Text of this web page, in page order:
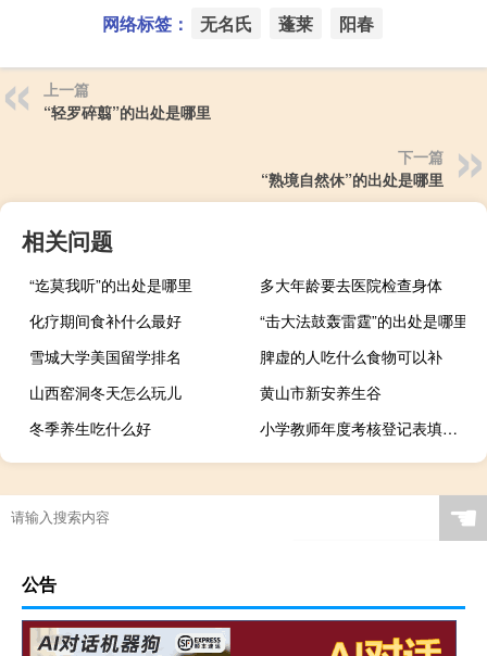
网络标签： 无名氏 蓬莱 阳春
上一篇
“轻罗碎翦”的出处是哪里
下一篇
“熟境自然休”的出处是哪里
相关问题
“迄莫我听”的出处是哪里
多大年龄要去医院检查身体
化疗期间食补什么最好
“击大法鼓轰雷霆”的出处是哪里
雪城大学美国留学排名
脾虚的人吃什么食物可以补
山西窑洞冬天怎么玩儿
黄山市新安养生谷
冬季养生吃什么好
小学教师年度考核登记表填写（小学教师年度考核表填写）
☚
公告